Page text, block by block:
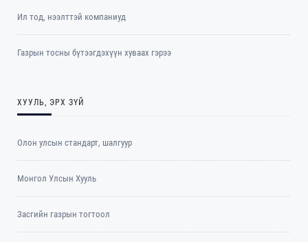
Ил тод, нээлттэй компаниуд
Газрын тосны бүтээгдэхүүн хуваах гэрээ
ХУУЛЬ, ЭРХ ЗҮЙ
Олон улсын стандарт, шалгуур
Монгол Улсын Хууль
Засгийн газрын тогтоол